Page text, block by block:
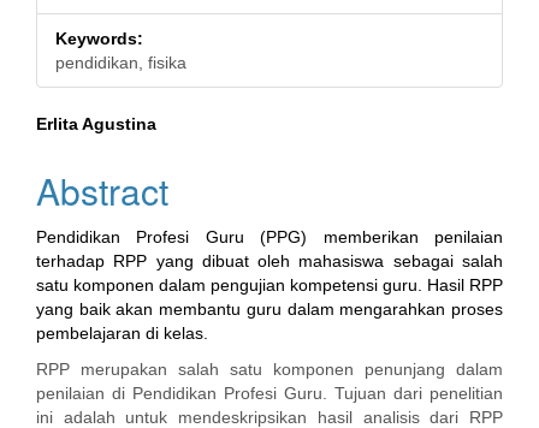
Keywords:
pendidikan, fisika
Main
Article
Content
Erlita Agustina
Abstract
Pendidikan Profesi Guru (PPG) memberikan penilaian
terhadap RPP yang dibuat oleh mahasiswa sebagai salah
satu komponen dalam pengujian kompetensi guru. Hasil RPP
yang baik akan membantu guru dalam mengarahkan proses
pembelajaran di kelas.
RPP merupakan salah satu komponen penunjang dalam
penilaian di Pendidikan Profesi Guru. Tujuan dari penelitian
ini adalah untuk mendeskripsikan hasil analisis dari RPP